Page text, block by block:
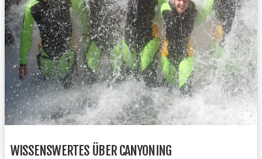
WISSENSWERTES ÜBER CANYONING